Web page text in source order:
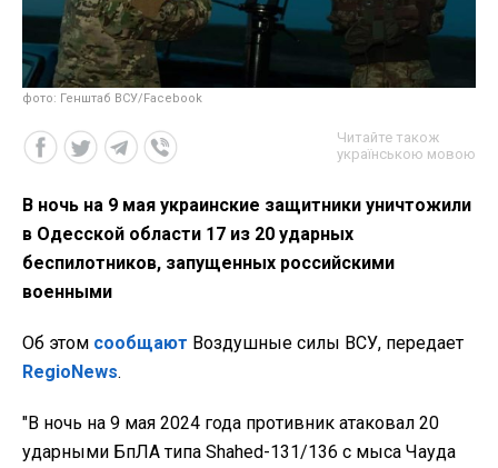
фото: Генштаб ВСУ/Facebook
Читайте також
українською мовою
В ночь на 9 мая украинские защитники уничтожили
в Одесской области 17 из 20 ударных
беспилотников, запущенных российскими
военными
Об этом сообщают Воздушные силы ВСУ, передает
RegioNews.
"В ночь на 9 мая 2024 года противник атаковал 20
ударными БпЛА типа Shahed-131/136 с мыса Чауда